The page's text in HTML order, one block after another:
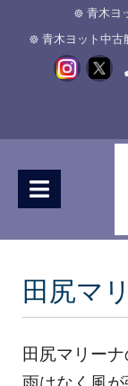
青木ヨ
青木ヨット中古
田尻マ
田尻マリーナ